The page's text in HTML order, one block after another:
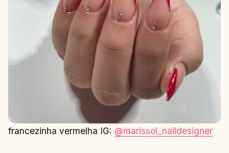
francezinha vermelha IG: @marissol_naildesigner